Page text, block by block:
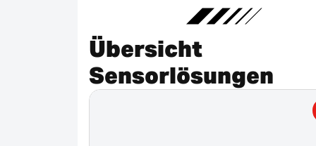
Übersicht
Sensorlösungen